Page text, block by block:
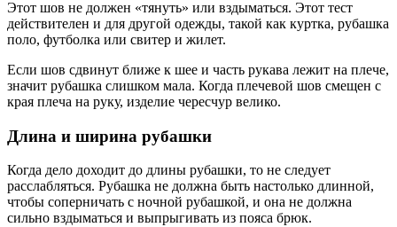
Этот шов не должен «тянуть» или вздыматься. Этот тест
действителен и для другой одежды, такой как куртка, рубашка
поло, футболка или свитер и жилет.
Если шов сдвинут ближе к шее и часть рукава лежит на плече,
значит рубашка слишком мала. Когда плечевой шов смещен с
края плеча на руку, изделие чересчур велико.
Длина и ширина рубашки
Когда дело доходит до длины рубашки, то не следует
расслабляться. Рубашка не должна быть настолько длинной,
чтобы соперничать с ночной рубашкой, и она не должна
сильно вздыматься и выпрыгивать из пояса брюк.